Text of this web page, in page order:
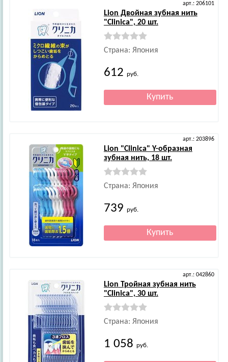
арт.: 206101
Lion Двойная зубная нить
"Clinica", 20 шт.
Страна: Япония
612 руб.
арт.: 203896
Lion "Clinica" Y-образная
зубная нить, 18 шт.
Страна: Япония
739 руб.
арт.: 042860
Lion Тройная зубная нить
"Clinica", 30 шт.
Страна: Япония
1 058 руб.